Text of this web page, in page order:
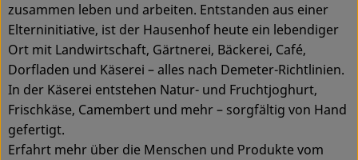
zusammen leben und arbeiten. Entstanden aus einer
Elterninitiative, ist der Hausenhof heute ein lebendiger
Ort mit Landwirtschaft, Gärtnerei, Bäckerei, Café,
Dorfladen und Käserei – alles nach Demeter-Richtlinien.
In der Käserei entstehen Natur- und Fruchtjoghurt,
Frischkäse, Camembert und mehr – sorgfältig von Hand
gefertigt.
Erfahrt mehr über die Menschen und Produkte vom